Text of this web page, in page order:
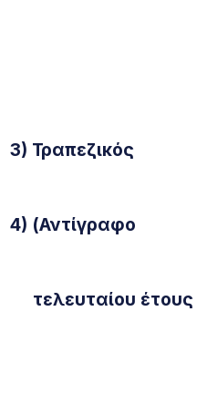
Ε.
έτους